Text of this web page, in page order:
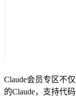
Claude会员专区不
的Claude，支持代